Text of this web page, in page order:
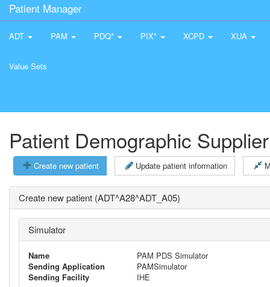
Patient Manager
ADT PAM PDQ* PIX* XCPD XUA
Value Sets
Patient Demographic Supplier
Create new patient Update patient information
Create new patient (ADT^A28^ADT_A05)
Simulator
Name
PAM PDS Simulator
Sending Application
PAMSimulator
Sending Facility
IHE